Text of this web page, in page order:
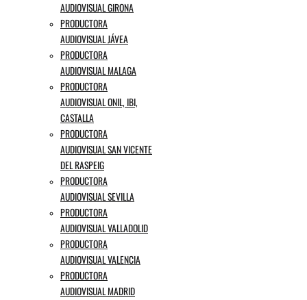
AUDIOVISUAL GIRONA
PRODUCTORA
AUDIOVISUAL JÁVEA
PRODUCTORA
AUDIOVISUAL MALAGA
PRODUCTORA
AUDIOVISUAL ONIL, IBI,
CASTALLA
PRODUCTORA
AUDIOVISUAL SAN VICENTE
DEL RASPEIG
PRODUCTORA
AUDIOVISUAL SEVILLA
PRODUCTORA
AUDIOVISUAL VALLADOLID
PRODUCTORA
AUDIOVISUAL VALENCIA
PRODUCTORA
AUDIOVISUAL MADRID